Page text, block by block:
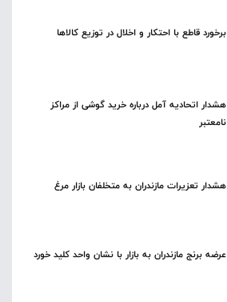
برخورد قاطع با احتکار و اخلال در توزیع کالاها
هشدار اتحادیه آمل درباره خرید گوشی از مراکز
نامعتبر
هشدار تعزیرات مازندران به متخلفان بازار مرغ
عرضه برنج مازندران به بازار با نشان واحد کلید خورد